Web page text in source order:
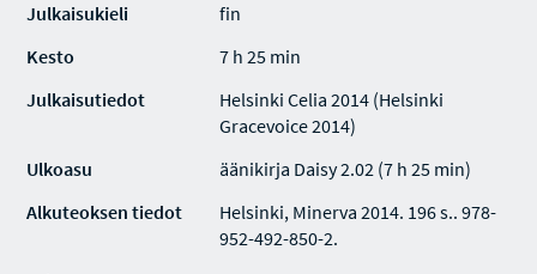
Julkaisukieli
fin
Kesto
7 h 25 min
Julkaisutiedot
Helsinki Celia 2014 (Helsinki
Gracevoice 2014)
Ulkoasu
äänikirja Daisy 2.02 (7 h 25 min)
Alkuteoksen tiedot
Helsinki, Minerva 2014. 196 s.. 978-
952-492-850-2.